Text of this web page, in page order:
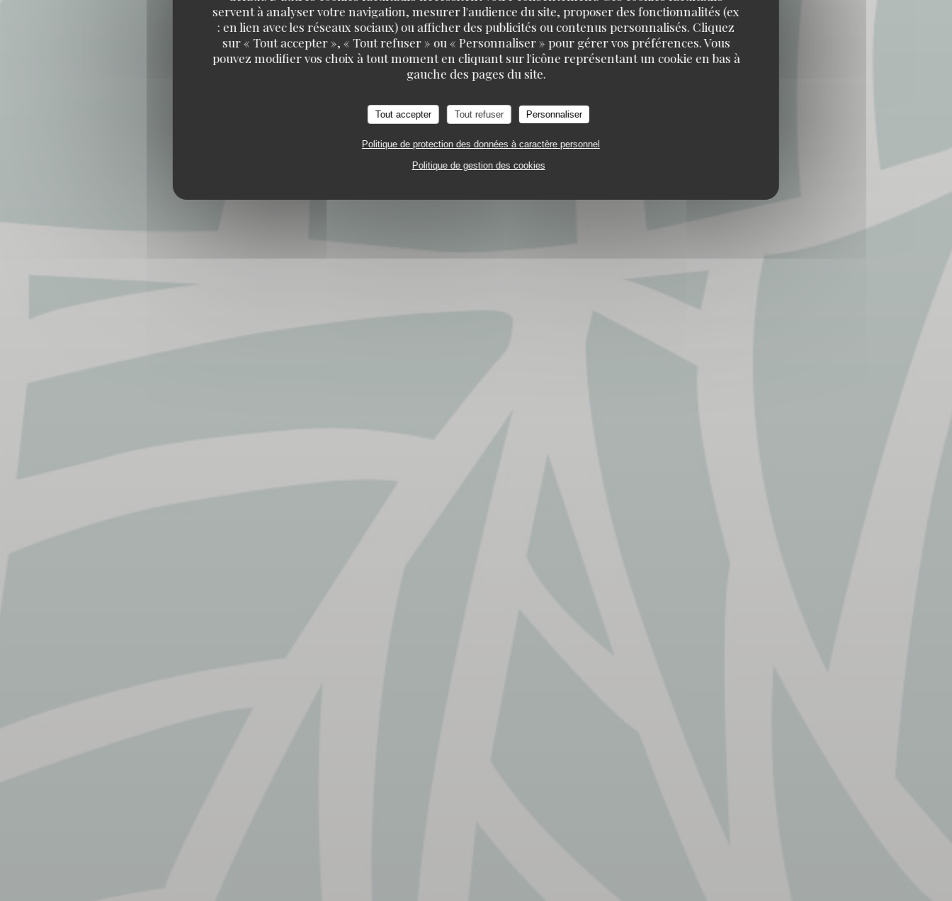
servent à analyser votre navigation, mesurer l'audience du site, proposer des fonctionnalités (ex
: en lien avec les réseaux sociaux) ou afficher des publicités ou contenus personnalisés. Cliquez
sur « Tout accepter », « Tout refuser » ou « Personnaliser » pour gérer vos préférences. Vous
pouvez modifier vos choix à tout moment en cliquant sur l'icône représentant un cookie en bas à
gauche des pages du site.
Tout accepter Tout refuser Personnaliser
Politique de protection des données à caractère personnel
Politique de gestion des cookies
Les rives de la courtille
RESTAURANT TRADITIONNEL RUE DU BAC - ÎLE DES IMPRESSIONNISTES 78400 CHATOU
Les rives de la courtille